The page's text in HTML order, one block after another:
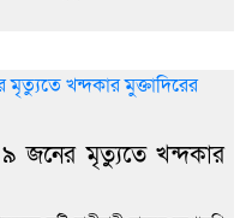
জনের মৃত্যুতে খন্দকার